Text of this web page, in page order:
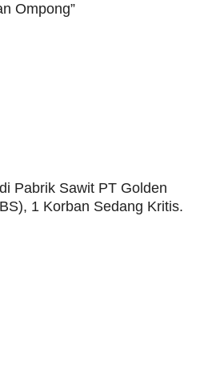
Ompong”
Pabrik Sawit PT Golden
1 Korban Sedang Kritis.